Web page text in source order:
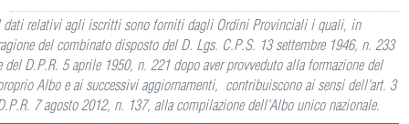
dati relativi agli iscritti sono forniti dagli Ordini Provinciali i quali, in
del combinato disposto del D. Lgs. C.P.S. 13 settembre 1946, n. 233
del D.P.R. 5 aprile 1950, n. 221 dopo aver provveduto alla formazione del
Albo e ai successivi aggiornamenti, contribuiscono ai sensi dell'art. 3
7 agosto 2012, n. 137, alla compilazione dell'Albo unico nazionale.